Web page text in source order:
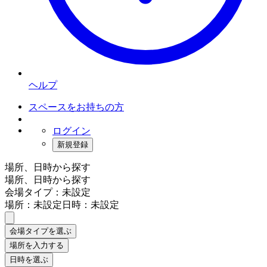
ヘルプ
スペースをお持ちの方
ログイン
新規登録
場所、日時から探す
場所、日時から探す
会場タイプ：未設定
場所：未設定日時：未設定
会場タイプを選ぶ
場所を入力する
日時を選ぶ